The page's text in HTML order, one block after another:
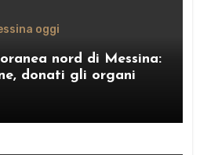
oggi
nord di Messina:
donati gli organi